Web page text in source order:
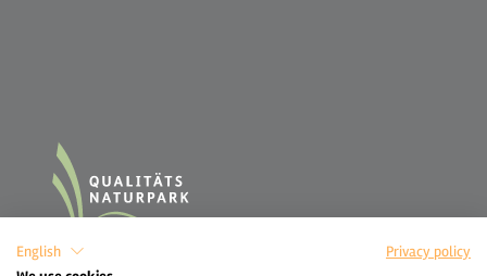
English
Privacy policy